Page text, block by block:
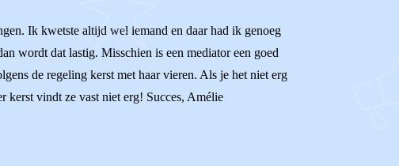
Ik kwetste altijd wel iemand en daar had ik genoeg
wordt dat lastig. Misschien is een mediator een goed
de regeling kerst met haar vieren. Als je het niet erg
kerst vindt ze vast niet erg! Succes, Amélie